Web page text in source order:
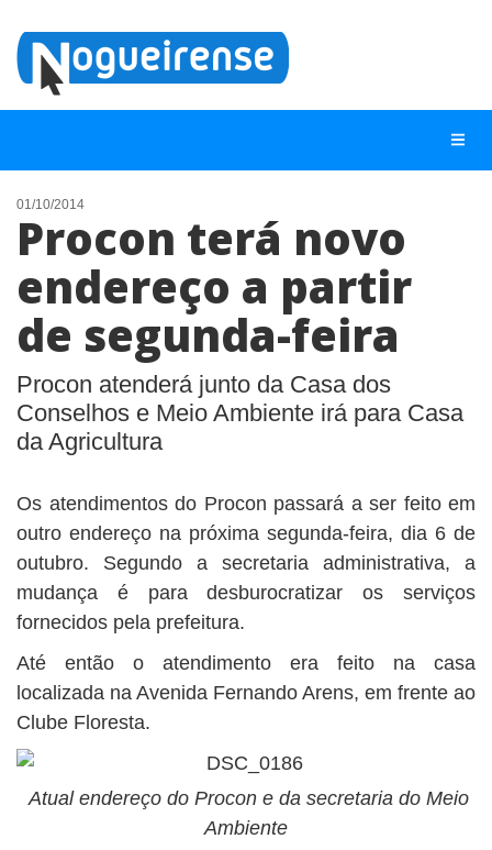
NOTÍCIAS
LISTA DIGITAL
TELEFONES ÚTEIS
CONTATO
ANUNCIE
BUSCAR
01/10/2014
Procon terá novo
endereço a partir
de segunda-feira
Procon atenderá junto da Casa dos
Conselhos e Meio Ambiente irá para Casa
da Agricultura
Os atendimentos do Procon passará a ser feito em
outro endereço na próxima segunda-feira, dia 6 de
outubro. Segundo a secretaria administrativa, a
mudança é para desburocratizar os serviços
fornecidos pela prefeitura.
Até então o atendimento era feito na casa
localizada na Avenida Fernando Arens, em frente ao
Clube Floresta.
Atual endereço do Procon e da secretaria do Meio
Ambiente